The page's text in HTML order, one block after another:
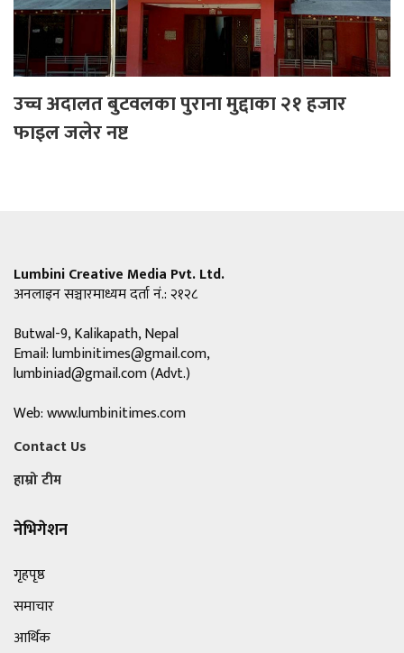
उच्च अदालत बुटवलका पुराना मुद्दाका २१ हजार
फाइल जलेर नष्ट
Lumbini Creative Media Pvt. Ltd.
अनलाइन सञ्चारमाध्यम दर्ता नं.: २१२८
Butwal-9, Kalikapath, Nepal
Email:lumbinitimes@gmail.com,
lumbiniad@gmail.com(Advt.)
Web: www.lumbinitimes.com
Contact Us
हाम्रो टीम
नेभिगेशन
गृहपृष्ठ
समाचार
आर्थिक